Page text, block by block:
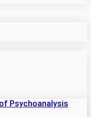
Psychoanalysis